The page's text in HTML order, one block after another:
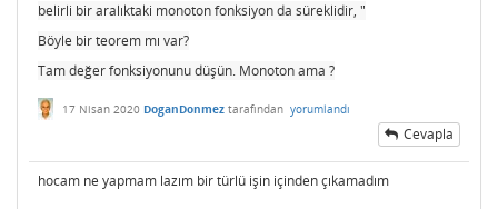
belirli bir aralıktaki monoton fonksiyon da süreklidir, "
Böyle bir teorem mı var?
Tam değer fonksiyonunu düşün. Monoton ama ?
17 Nisan 2020 DoganDonmez tarafından yorumlandı
Cevapla
hocam ne yapmam lazım bir türlü işin içinden çıkamadım